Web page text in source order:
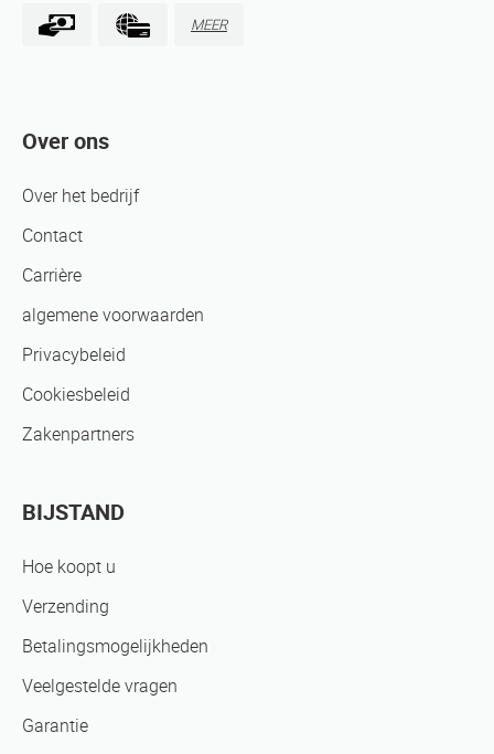
MEER
Over ons
Over het bedrijf
Contact
Carrière
algemene voorwaarden
Privacybeleid
Cookiesbeleid
Zakenpartners
BIJSTAND
Hoe koopt u
Verzending
Betalingsmogelijkheden
Veelgestelde vragen
Garantie